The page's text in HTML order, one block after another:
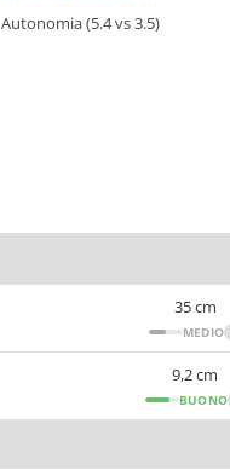
Autonomia (5.4 vs 3.5)
35 cm
MEDIO
9,2 cm
BUONO